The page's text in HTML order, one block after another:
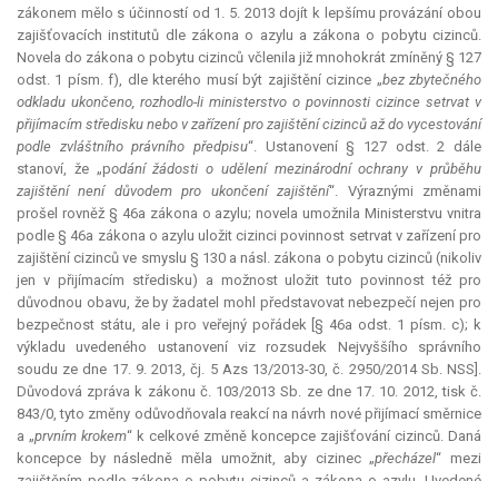
zákonem mělo s účinností od 1. 5. 2013 dojít k lepšímu provázání obou
zajišťovacích institutů dle zákona o azylu a zákona o pobytu cizinců.
Novela do zákona o pobytu cizinců včlenila již mnohokrát zmíněný § 127
odst. 1 písm. f), dle kterého musí být zajištění cizince „bez zbytečného
odkladu ukončeno, rozhodlo-li ministerstvo o povinnosti cizince setrvat v
přijímacím středisku nebo v zařízení pro zajištění cizinců až do vycestování
podle zvláštního právního předpisu“. Ustanovení § 127 odst. 2 dále
stanoví, že „podání žádosti o udělení mezinárodní ochrany v průběhu
zajištění není důvodem pro ukončení zajištění“. Výraznými změnami
prošel rovněž § 46a zákona o azylu; novela umožnila Ministerstvu vnitra
podle § 46a zákona o azylu uložit cizinci povinnost setrvat v zařízení pro
zajištění cizinců ve smyslu § 130 a násl. zákona o pobytu cizinců (nikoliv
jen v přijímacím středisku) a možnost uložit tuto povinnost též pro
důvodnou obavu, že by žadatel mohl představovat nebezpečí nejen pro
bezpečnost státu, ale i pro veřejný pořádek [§ 46a odst. 1 písm. c); k
výkladu uvedeného ustanovení viz rozsudek Nejvyššího správního
soudu ze dne 17. 9. 2013, čj. 5 Azs 13/2013-30, č. 2950/2014 Sb. NSS].
Důvodová zpráva k zákonu č. 103/2013 Sb. ze dne 17. 10. 2012, tisk č.
843/0, tyto změny odůvodňovala reakcí na návrh nové přijímací směrnice
a „prvním krokem“ k celkové změně koncepce zajišťování cizinců. Daná
koncepce by následně měla umožnit, aby cizinec „přecházel“ mezi